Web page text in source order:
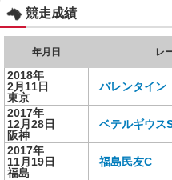
競走成績
年月日 レ
2018年
2月11日
東京
バレンタイン
2017年
12月28日
阪神
ベテルギウス
2017年
11月19日
福島
福島民友C